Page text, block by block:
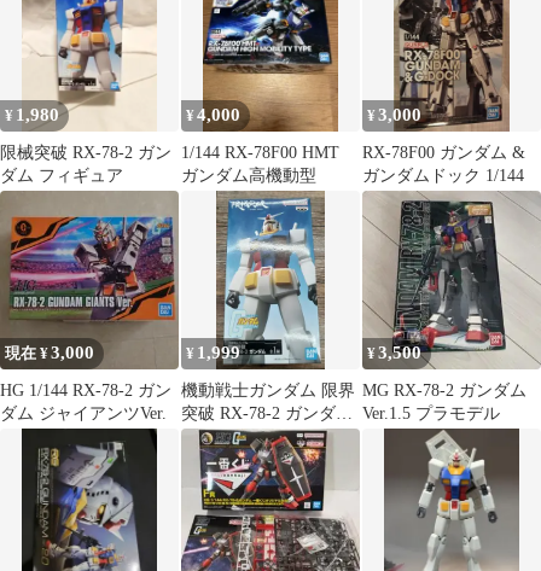
¥ 1,980
限械突破 RX-78-2 ガン
ダム フィギュア
¥4,000
1/144 RX-78F00 HMT
ガンダム高機動型
¥3,000
RX-78F00 ガンダム &
ガンダムドック 1/144
現在 ¥3,000
HG 1/144 RX-78-2 ガン
ダム ジャイアンツVer.
¥ 1,999
機動戦士ガンダム 限界
突破 RX-78-2 ガンダム
フィギュア
¥3,500
MG RX-78-2 ガンダム
Ver.1.5 プラモデル